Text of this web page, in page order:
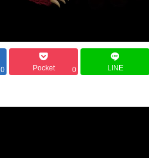
0 Pocket 0 LINE